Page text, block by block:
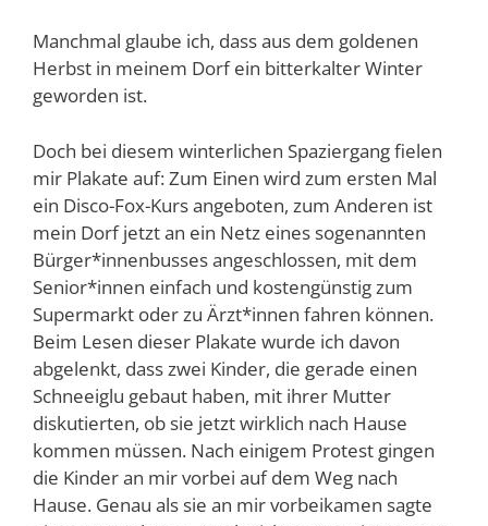
Manchmal glaube ich, dass aus dem goldenen
Herbst in meinem Dorf ein bitterkalter Winter
geworden ist.
Doch bei diesem winterlichen Spaziergang fielen
mir Plakate auf: Zum Einen wird zum ersten Mal
ein Disco-Fox-Kurs angeboten, zum Anderen ist
mein Dorf jetzt an ein Netz eines sogenannten
Bürger*innenbusses angeschlossen, mit dem
Senior*innen einfach und kostengünstig zum
Supermarkt oder zu Ärzt*innen fahren können.
Beim Lesen dieser Plakate wurde ich davon
abgelenkt, dass zwei Kinder, die gerade einen
Schneeiglu gebaut haben, mit ihrer Mutter
diskutierten, ob sie jetzt wirklich nach Hause
kommen müssen. Nach einigem Protest gingen
die Kinder an mir vorbei auf dem Weg nach
Hause. Genau als sie an mir vorbeikamen sagte